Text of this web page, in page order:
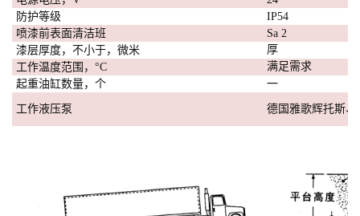
防护等级
IP54
喷漆前表面清洁班
Sa 2
漆层厚度，不小于，微米
厚
工作温度范围，°С
满足需求
起重油缸数量，个
一
工作液压泵 德国雅歌辉托斯、